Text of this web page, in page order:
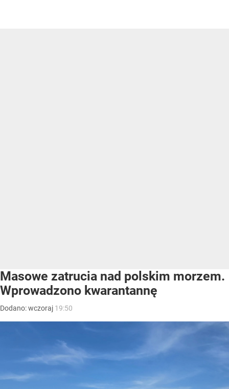
Masowe zatrucia nad polskim morzem.
Wprowadzono kwarantannę
Dodano:wczoraj 19:50